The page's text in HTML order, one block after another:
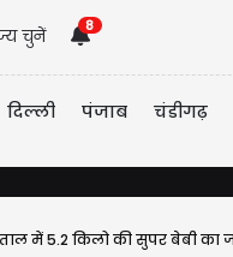
चुनें
8
दिल्ली पंजाब चंडीगढ़
में 5.2 किलो की सुपर बेबी का